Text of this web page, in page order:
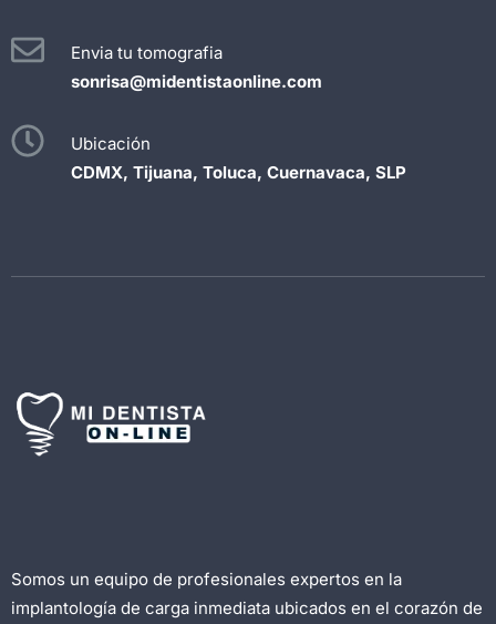
Envia tu tomografia
sonrisa@midentistaonline.com
Ubicación
CDMX, Tijuana, Toluca, Cuernavaca, SLP
Somos un equipo de profesionales expertos en la
implantología de carga inmediata ubicados en el corazón de